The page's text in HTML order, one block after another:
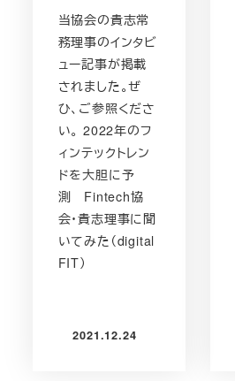
当協会の貴志常
務理事のインタビ
ュー記事が掲載
されました。ぜ
ひ、ご参照くださ
い。 2022年のフ
ィンテックトレン
ドを大胆に予
測 Fintech協
会・貴志理事に聞
いてみた（digital
FIT）
投稿日
2021.12.24